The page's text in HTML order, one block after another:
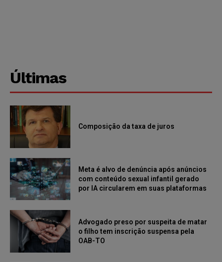
Últimas
Composição da taxa de juros
Meta é alvo de denúncia após anúncios
com conteúdo sexual infantil gerado
por IA circularem em suas plataformas
Advogado preso por suspeita de matar
o filho tem inscrição suspensa pela
OAB-TO